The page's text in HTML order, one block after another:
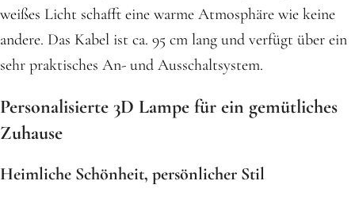
weißes Licht schafft eine warme Atmosphäre wie keine
andere. Das Kabel ist ca. 95 cm lang und verfügt über ein
sehr praktisches An- und Ausschaltsystem.
Personalisierte 3D Lampe für ein gemütliches
Zuhause
Heimliche Schönheit, persönlicher Stil